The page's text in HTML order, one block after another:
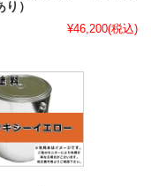
）
¥46,200(税込)